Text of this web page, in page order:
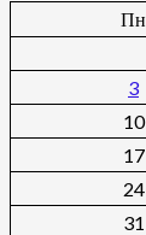
Пн
3
10
17
24
31